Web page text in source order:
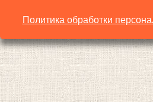
Политика обработки